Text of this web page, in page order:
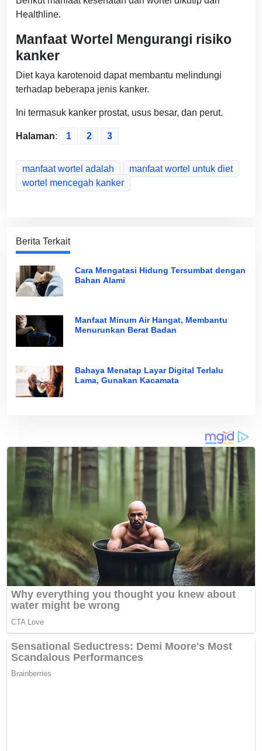
Healthline.
Manfaat Wortel Mengurangi risiko
kanker
Diet kaya karotenoid dapat membantu melindungi
terhadap beberapa jenis kanker.
Ini termasuk kanker prostat, usus besar, dan perut.
Halaman: 1 2 3
manfaat wortel adalah
manfaat wortel untuk diet
wortel mencegah kanker
Berita Terkait
Cara Mengatasi Hidung Tersumbat dengan
Bahan Alami
Manfaat Minum Air Hangat, Membantu
Menurunkan Berat Badan
Bahaya Menatap Layar Digital Terlalu
Lama, Gunakan Kacamata